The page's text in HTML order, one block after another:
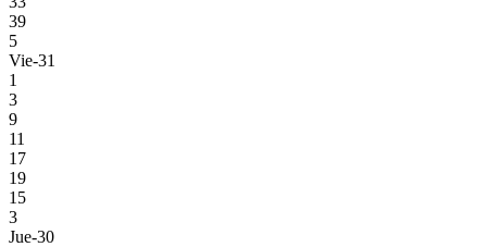
39
5
Vie-31
1
3
9
11
17
19
15
3
Jue-30